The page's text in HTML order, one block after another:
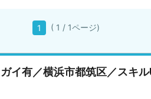
1 ( 1 / 1ページ)
イ有／横浜市都筑区／スキ